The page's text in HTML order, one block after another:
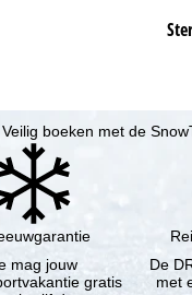
Veilig boeken met de
mag jouw
gratis
De
met een pakketreis of gekoppelde